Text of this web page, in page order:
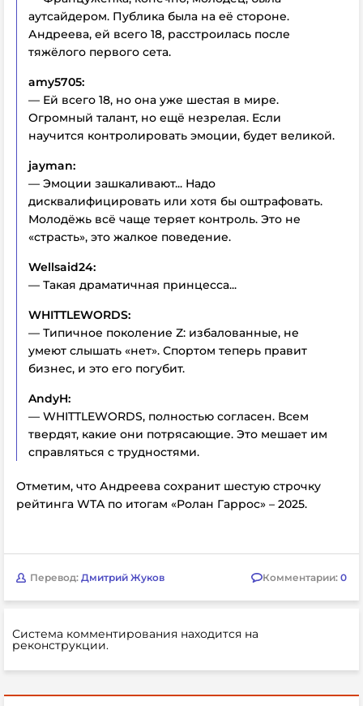
аутсайдером. Публика была на её стороне.
Андреева, ей всего 18, расстроилась после
тяжёлого первого сета.
amy5705:
— Ей всего 18, но она уже шестая в мире.
Огромный талант, но ещё незрелая. Если
научится контролировать эмоции, будет великой.
jayman:
— Эмоции зашкаливают... Надо
дисквалифицировать или хотя бы оштрафовать.
Молодёжь всё чаще теряет контроль. Это не
«страсть», это жалкое поведение.
Wellsaid24:
— Такая драматичная принцесса...
WHITTLEWORDS:
— Типичное поколение Z: избалованные, не
умеют слышать «нет». Спортом теперь правит
бизнес, и это его погубит.
AndyH:
— WHITTLEWORDS, полностью согласен. Всем
твердят, какие они потрясающие. Это мешает им
справляться с трудностями.
Отметим, что Андреева сохранит шестую строчку
рейтинга WTA по итогам «Ролан Гаррос» – 2025.
Перевод: Дмитрий Жуков Комментарии: 0
Система комментирования находится на
реконструкции.